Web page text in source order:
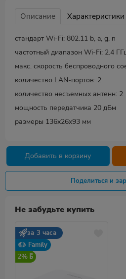
Описание Характеристики
стандарт Wi-Fi: 802.11 b, a, g, n
частотный диапазон Wi-Fi: 2.4
макс. скорость беспроводного
количество LAN-портов: 2
количество несъемных антенн: 2
мощность передатчика 20 дБм
размеры 136x26x93 мм
Добавить в корзину
Поделиться и
Не забудьте купить
за 3 часа
Family
2%